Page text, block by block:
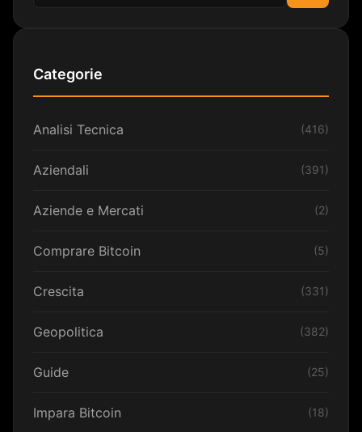
Cerca
Categorie
Analisi Tecnica (416)
Aziendali (391)
Aziende e Mercati (2)
Comprare Bitcoin (5)
Crescita (331)
Geopolitica (382)
Guide (25)
Impara Bitcoin (18)